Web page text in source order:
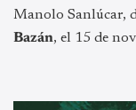
Manolo Sanlúcar,
Bazán, el 15 de